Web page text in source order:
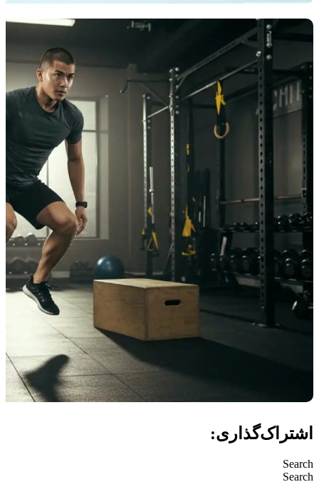
اشتراک‌گذاری:
Search
Search